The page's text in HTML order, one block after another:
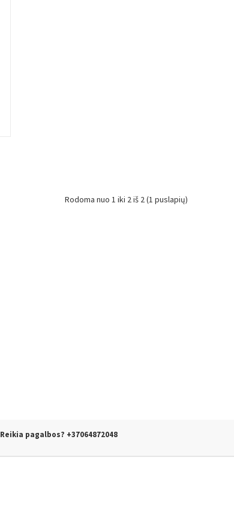
Rodoma nuo 1 iki 2 iš 2 (1 puslapių)
Reikia pagalbos? +37064872048